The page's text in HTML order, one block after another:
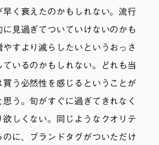
早く衰えたのかもしれない。流行
に見過ぎてついていけないのかも
やすより減らしたいというおっさ
いるのかもしれない。どれも当
う必然性を感じるということが
う。旬がすぐに過ぎてきれなく
しくない。同じようなクオリテ
のに、ブランドタグがついただけ